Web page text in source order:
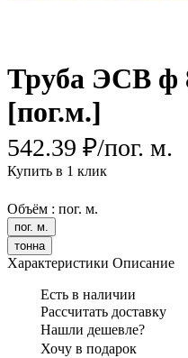
Труба ЭСВ ф
[пог.м.]
542.39 ₽/пог. м.
Купить в 1 клик
Объём : пог. м.
пог. м.
тонна
Характеристики Описание
Есть в наличии
Рассчитать доставку
Нашли дешевле?
Хочу в подарок